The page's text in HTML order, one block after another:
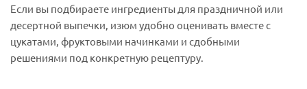
Если вы подбираете ингредиенты для праздничной или
десертной выпечки, изюм удобно оценивать вместе с
цукатами, фруктовыми начинками и сдобными
решениями под конкретную рецептуру.